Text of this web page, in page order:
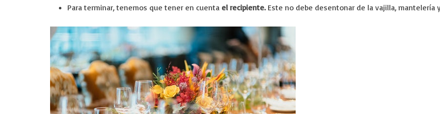
Para terminar, tenemos que tener en cuenta el recipiente.Este no debe desentonar de la vajilla, mantelería